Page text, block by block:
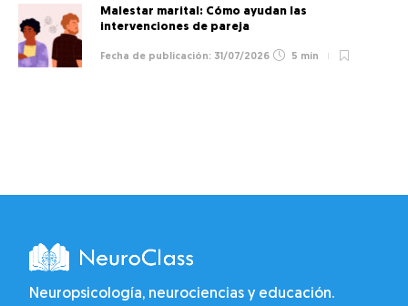
Malestar marital: Cómo ayudan las
intervenciones de pareja
31/07/2026 5 min
Neuropsicología, neurociencias y educación.